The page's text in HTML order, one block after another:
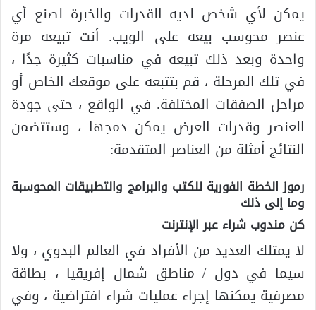
يمكن لأي شخص لديه القدرات والخبرة لصنع أي
عنصر محوسب بيعه على الويب. أنت تبيعه مرة
واحدة وبعد ذلك تبيعه في مناسبات كثيرة جدًا ،
في تلك المرحلة ، قم بتتبعه على موقعك الخاص أو
مراحل الصفقات المختلفة. في الواقع ، حتى جودة
العنصر وقدرات العرض يمكن دمجها ، وستتضمن
النتائج أمثلة من العناصر المتقدمة:
رموز الخطة الفورية للكتب والبرامج والتطبيقات المحوسبة
وما إلى ذلك
كن مندوب شراء عبر الإنترنت
لا يمتلك العديد من الأفراد في العالم البدوي ، ولا
سيما في دول / مناطق شمال إفريقيا ، بطاقة
مصرفية يمكنها إجراء عمليات شراء افتراضية ، وفي